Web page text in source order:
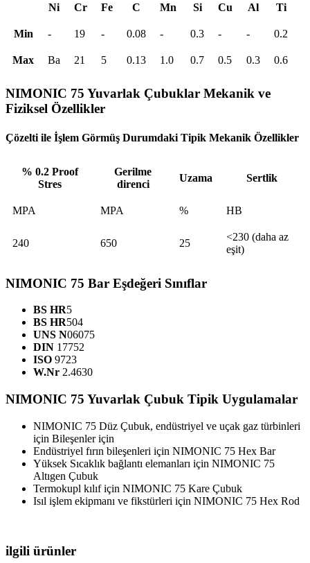
Ni Cr Fe C Mn Si Cu Al Ti
Min - 19 - 0.08 - 0.3 - - 0.2
Max Ba 21 5 0.13 1.0 0.7 0.5 0.3 0.6
NIMONIC 75 Yuvarlak Çubuklar Mekanik ve
Fiziksel Özellikler
Çözelti ile İşlem Görmüş Durumdaki Tipik Mekanik Özellikler
% 0.2 Proof
Stres
Gerilme
direnci
Uzama Sertlik
MPA MPA % HB
240 650 25
<230 (daha az
eşit)
NIMONIC 75 Bar Eşdeğeri Sınıflar
BS HR5
BS HR504
UNS N06075
DIN 17752
ISO 9723
W.Nr 2.4630
NIMONIC 75 Yuvarlak Çubuk Tipik Uygulamalar
NIMONIC 75 Düz Çubuk, endüstriyel ve uçak gaz türbinleri
için Bileşenler için
Endüstriyel fırın bileşenleri için NIMONIC 75 Hex Bar
Yüksek Sıcaklık bağlantı elemanları için NIMONIC 75
Altıgen Çubuk
Termokupl kılıf için NIMONIC 75 Kare Çubuk
Isıl işlem ekipmanı ve fikstürleri için NIMONIC 75 Hex Rod
ilgili ürünler